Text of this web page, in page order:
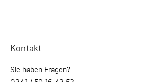
Kontakt
Sie haben Fragen?